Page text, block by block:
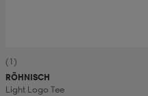
(1)
RÖHNISCH
Light Logo Tee